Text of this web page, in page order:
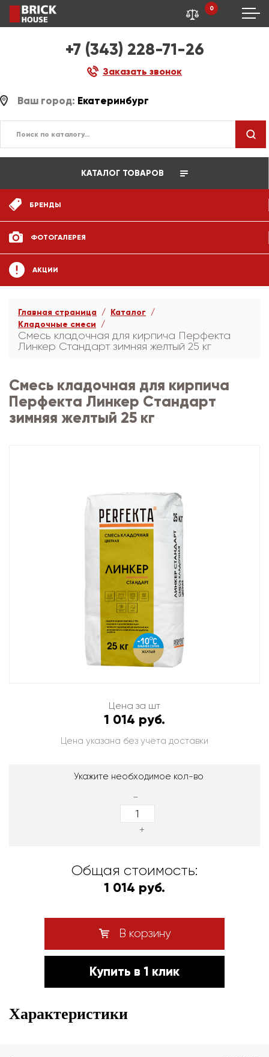
+7 (343) 228-71-26
Заказать звонок
0
Ваш город: Екатеринбург
КАТАЛОГ ТОВАРОВ
БРЕНДЫ
ФОТОГАЛЕРЕЯ
АКЦИИ
Главная страница
Каталог
Кладочные смеси
Смесь кладочная для кирпича Перфекта
Линкер Стандарт зимняя желтый 25 кг
Смесь кладочная для кирпича
Перфекта Линкер Стандарт
зимняя желтый 25 кг
Цена за шт
1 014 руб.
Цена указана без учёта доставки
Укажите необходимое кол-во
-
+
Общая стоимость:
1 014 руб.
В корзину
Купить в 1 клик
Характеристики